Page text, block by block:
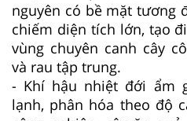
nguyên có bề mặt tương
chiếm diện tích lớn, tạo
vùng chuyên canh cây
và rau tập trung.
- Khí hậu nhiệt đới ẩm
lạnh, phân hóa theo độ